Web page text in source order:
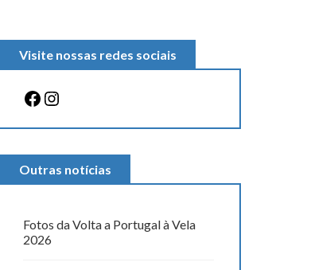
Visite nossas redes sociais
Facebook
Instagram
Outras notícias
Fotos da Volta a Portugal à Vela
2026